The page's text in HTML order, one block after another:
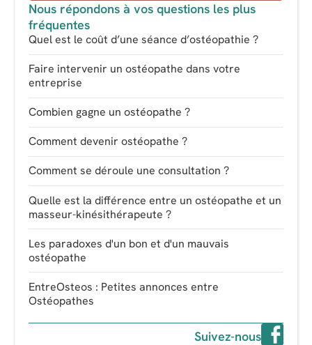
Nous répondons à vos questions les plus
fréquentes
Quel est le coût d’une séance d’ostéopathie ?
Faire intervenir un ostéopathe dans votre
entreprise
Combien gagne un ostéopathe ?
Comment devenir ostéopathe ?
Comment se déroule une consultation ?
Quelle est la différence entre un ostéopathe et un
masseur-kinésithérapeute ?
Les paradoxes d'un bon et d'un mauvais
ostéopathe
EntreOsteos : Petites annonces entre
Ostéopathes
Suivez-nous